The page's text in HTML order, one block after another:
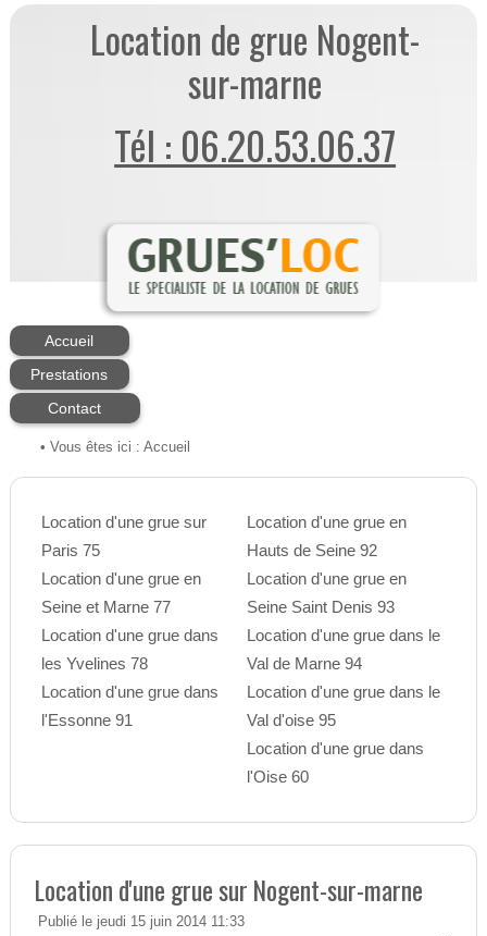
Location de grue Nogent-
sur-marne
Tél : 06.20.53.06.37
Accueil
Prestations
Contact
• Vous êtes ici : Accueil
Location d'une grue sur
Paris 75
Location d'une grue en
Seine et Marne 77
Location d'une grue dans
les Yvelines 78
Location d'une grue dans
l'Essonne 91
Location d'une grue en
Hauts de Seine 92
Location d'une grue en
Seine Saint Denis 93
Location d'une grue dans le
Val de Marne 94
Location d'une grue dans le
Val d'oise 95
Location d'une grue dans
l'Oise 60
Location d'une grue sur Nogent-sur-marne
Publié le jeudi 15 juin 2014 11:33